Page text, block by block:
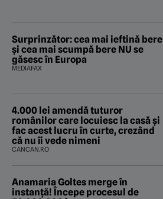
Surprinzător: cea mai ieftină bere
și cea mai scumpă bere NU se
găsesc în Europa
MEDIAFAX
4.000 lei amendă tuturor
românilor care locuiesc la casă și
fac acest lucru în curte, crezând
că nu îi vede nimeni
CANCAN.RO
Anamaria Goltes merge în
instanță! Începe procesul de